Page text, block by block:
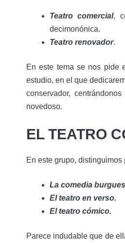
Teatro comercial,
decimonónica.
Teatro renovador.
En este tema se nos pide
estudio, en el que
conservador,
novedoso.
EL TEATRO
En este grupo,
La comedia
El teatro en verso.
El teatro cómico.
Parece indudable que de